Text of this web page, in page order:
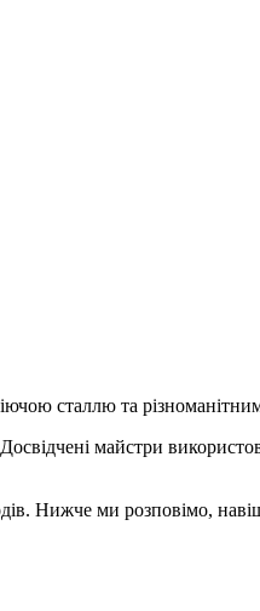
сталлю та
майстри
Нижче ми розповімо,